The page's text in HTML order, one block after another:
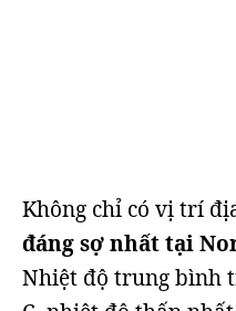
Không chỉ có vị trí
đáng sợ nhất tại
Nhiệt độ trung bình